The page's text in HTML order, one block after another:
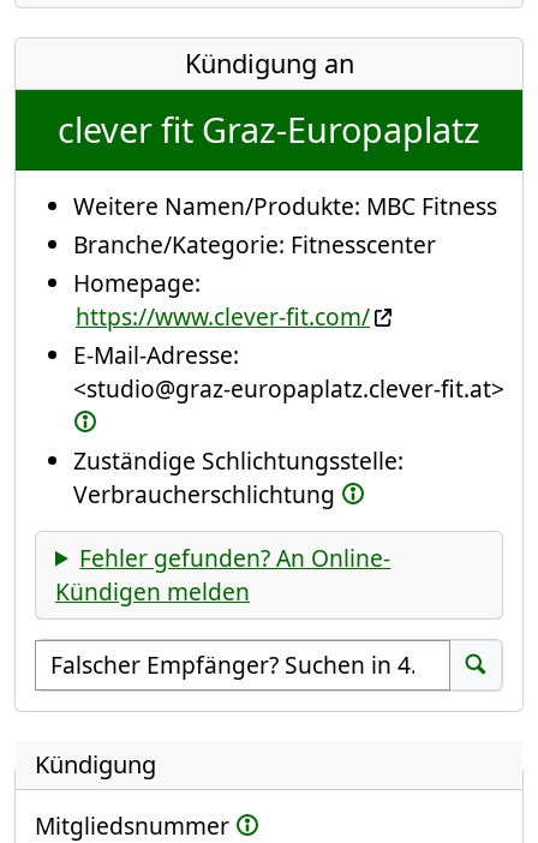
Kündigung an
clever fit Graz-Europaplatz
Weitere Namen/Produkte: MBC Fitness
Branche/Kategorie: Fitnesscenter
Homepage:
https://www.clever-fit.com/
E-Mail-Adresse:
<studio@graz-europaplatz.clever-fit.at>
Zuständige Schlichtungsstelle:
Verbraucherschlichtung
Fehler gefunden? An Online-
Kündigen melden
Empfänger suchen
Suchen
Kündigung
Mitgliedsnummer